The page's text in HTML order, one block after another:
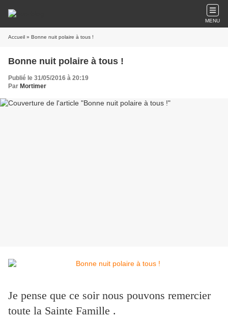
MENU
Accueil » Bonne nuit polaire à tous !
Bonne nuit polaire à tous !
Publié le 31/05/2016 à 20:19
Par Mortimer
Je pense que ce soir nous pouvons remercier
toute la Sainte Famille .